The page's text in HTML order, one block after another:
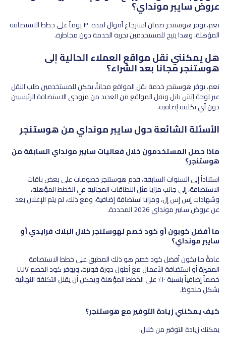
عروض سايبر مونداي؟
نعم، يوفر هوستنجر ضمان استرجاع أموال لمدة ٣٠ يوماً على خطط الاستضافة
المؤهلة، وهذا يتيح للمستخدمين تجربة الخدمة دون مخاطرة.
هل يمكنني نقل مواقع العملاء الحالية إلى
هوستنجر مجاناً بعد الشراء؟
نعم، يوفر هوستنجر خدمة نقل المواقع مجاناً، يمكن للمستخدمين طلب النقل
عبر لوحة إتش بانل ونقل المواقع من العديد من مزودي الاستضافة الرئيسيين
دون أي تكلفة إضافية.
الأسئلة الشائعة حول سايبر مونداي من هوستنجر
ماذا حصل المستخدمون خلال فعاليات سايبر مونداي السابقة من
هوستنجر؟
استناداً إلى السنوات السابقة، قدم هوستنجر خصومات على بعض باقات
الاستضافة، إلى جانب مزايا مثل النطاقات المجانية في الخطط المؤهلة،
وشهادات إس إس إل، ومزايا استضافة إضافية، ومع ذلك، لم يتم الإعلان بعد
عن عروض سايبر مونداي 2026 المحددة.
ما أفضل كوبون أو كود خصم لهوستنجر خلال البلاك فرايدي أو
سايبر مونداي؟
عادةً ما يكون أفضل كود خصم هو ذلك المطبق على خطط الاستضافة
المميزة أو استضافة الأعمال مع أطول دورة فوترة، ويوفر كود الخصم LUV
خصماً إضافياً بنسبة ١٠٪ على الخطط المؤهلة ويمكن أن يقلل التكلفة النهائية
بشكل ملحوظ.
كيف يمكنني زيادة التوفير مع هوستنجر؟
يمكنك زيادة التوفير من خلال: